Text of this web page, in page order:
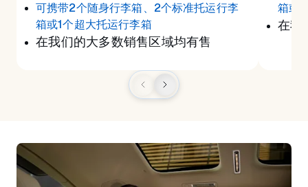
可携带2个随身行李箱、2个标准托运行李
箱或1个超大托运行李箱
在我们的大多数销售区域均有售
箱或
在我